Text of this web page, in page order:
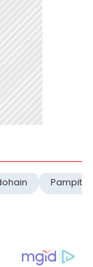
Pampita